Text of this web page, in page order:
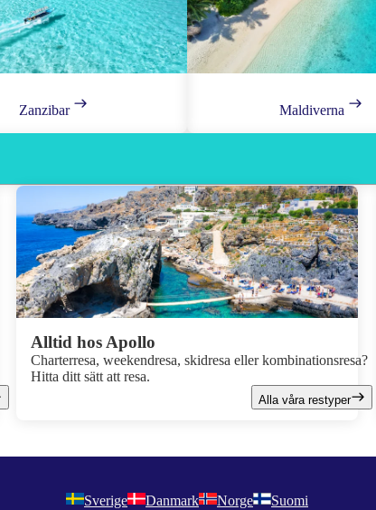
Zanzibar Maldiverna
Alltid hos Apollo
Charterresa, weekendresa, skidresa eller kombinationsresa?
Hitta ditt sätt att resa.
Alla våra restyper
Sverige Danmark Norge Suomi